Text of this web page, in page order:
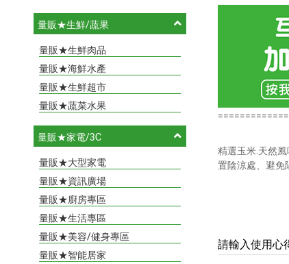
精選玉米.天然
置陰涼處、避免
請輸入使用心
量販★生鮮/蔬果
量販★生鮮肉品
量販★海鮮水產
量販★生鮮超市
量販★蔬菜水果
量販★家電/3C
量販★大型家電
量販★資訊廣場
量販★廚房專區
量販★生活專區
量販★美容/健身專區
量販★智能居家